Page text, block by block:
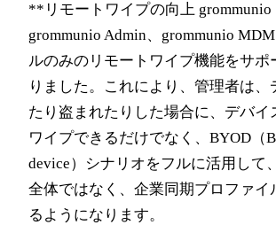
**リモートワイプの向上 grommunio
grommunio Admin、grommunio
ルのみのリモートワイプ機能をサポ
りました。これにより、管理者は、
たり盗まれたりした場合に、デバイ
ワイプできるだけでなく、BYOD（
device）シナリオをフルに活用して
全体ではなく、企業同期プロファイ
るようになります。